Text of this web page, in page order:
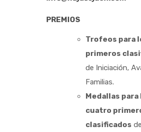
PREMIOS
Trofeos para
primeros
de Iniciación,
Familias.
Medallas para
cuatro
clasificados